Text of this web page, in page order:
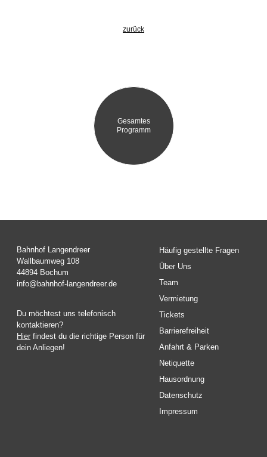
zurück
Gesamtes
Programm
Bahnhof Langendreer
Wallbaumweg 108
44894 Bochum
info@bahnhof-langendreer.de
Du möchtest uns telefonisch
kontaktieren?
Hier findest du die richtige Person für
dein Anliegen!
Häufig gestellte Fragen
Über Uns
Team
Vermietung
Tickets
Barrierefreiheit
Anfahrt & Parken
Netiquette
Hausordnung
Datenschutz
Impressum